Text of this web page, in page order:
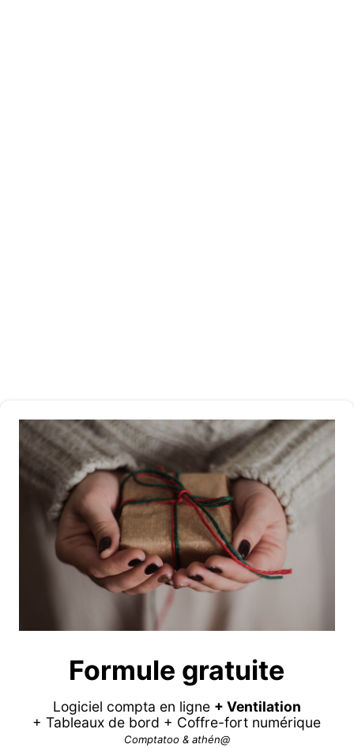
Formule gratuite
Logiciel compta en ligne + Ventilation
+ Tableaux de bord + Coffre-fort numérique
Comptatoo & athén@